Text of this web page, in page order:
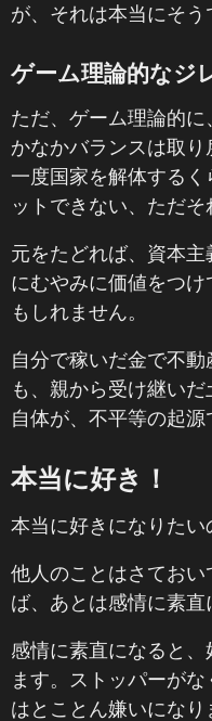
が、それは本当にそう
ゲーム理論的なジ
ただ、ゲーム理論的
かなかバランスは取り
一度国家を解体する
ットできない、ただそ
元をたどれば、資本
にむやみに価値をつ
もしれません。
自分で稼いだ金で不
も、親から受け継い
自体が、不平等の起源
本当に好き！
本当に好きになりたい
他人のことはさてお
ば、あとは感情に素直
感情に素直になると
ます。ストッパーが
はとことん嫌いにな